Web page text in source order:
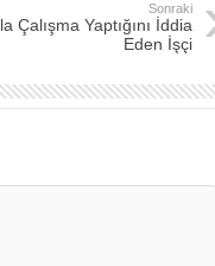
Sonraki
Çalışma Yaptığını İddia
Eden İşçi